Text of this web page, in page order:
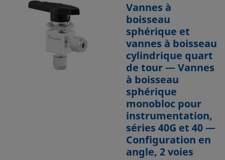
Vannes à
boisseau
sphérique et
vannes à boisseau
cylindrique quart
de tour — Vannes
à boisseau
sphérique
monobloc pour
instrumentation,
séries 40G et 40 —
Configuration en
angle, 2 voies